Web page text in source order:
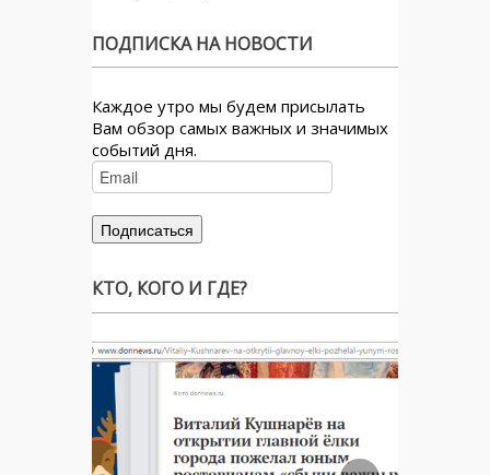
ПОДПИСКА НА НОВОСТИ
Каждое утро мы будем присылать
Вам обзор самых важных и значимых
событий дня.
КТО, КОГО И ГДЕ?